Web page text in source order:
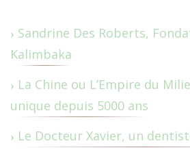
Sandrine Des Roberts,
Kalimbaka
La Chine ou L’Empire du
unique depuis 5000 ans
Le Docteur Xavier, un